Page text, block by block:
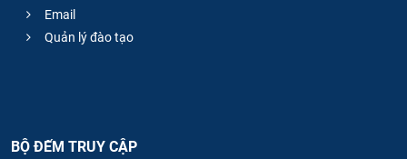
Email
Quản lý đào tạo
BỘ ĐẾM TRUY CẬP